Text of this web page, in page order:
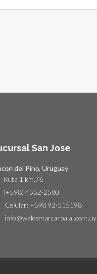
San Jose
del Pino, Uruguay
Ruta 1 km.76
(+598) 4552-2580
Celular: +598 92-515198
info@waldemarcarbajal.com.uy